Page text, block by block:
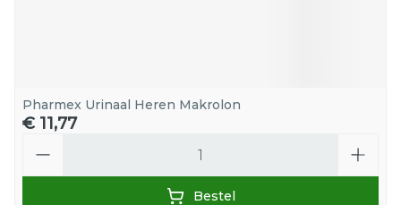
Pharmex Urinaal Heren Makrolon
€ 11,77
Bestel